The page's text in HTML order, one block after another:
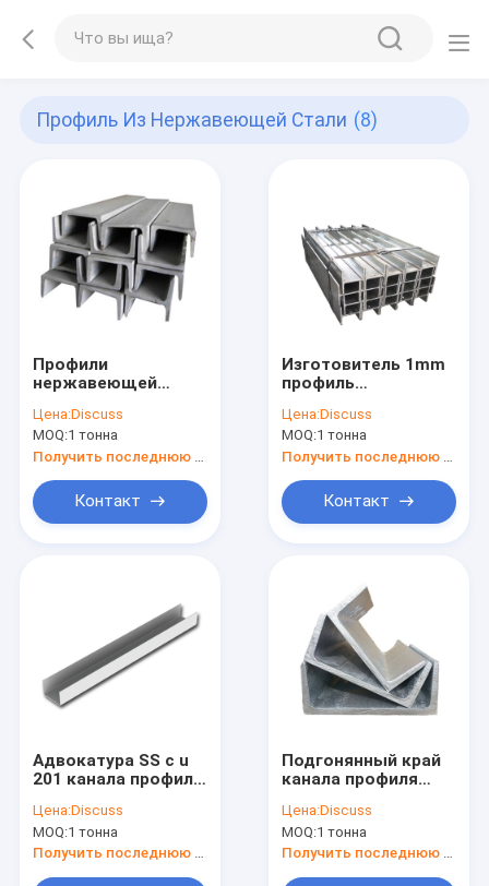
Профиль Из Нержавеющей Стали (8)
Профили
нержавеющей
взрывая штангу
6мм декоративную
Цена:Discuss
MOQ:1 тонна
Контакт
Изготовитель 1mm
профиль
стали Адвокатуры
канала 201 304 316l
T c u
Цена:Discuss
MOQ:1 тонна
Контакт
Адвокатура SS c u
201 канала профиля
стали штранг-
прессования
декоративная 304
Цена:Discuss
MOQ:1 тонна
Подгонянный край
канала профиля
стали u
уравновешивает
304 316 430 200*100
Цена:Discuss
MOQ:1 тонна